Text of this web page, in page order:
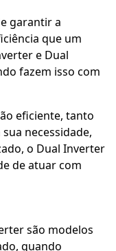
garantir a
que um
e Dual
fazem isso com
eficiente, tanto
necessidade,
o Dual Inverter
de atuar com
são modelos
quando